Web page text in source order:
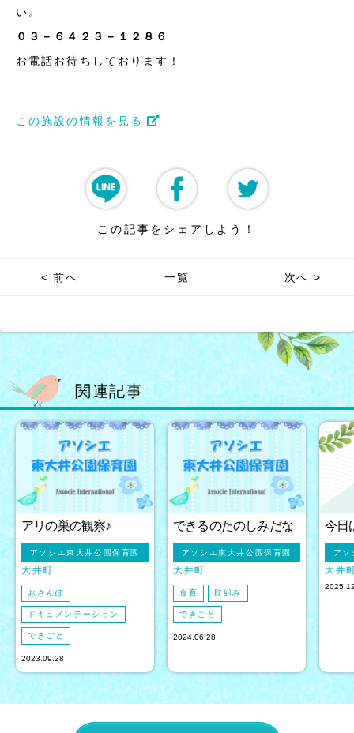
い。
０３－６４２３－１２８６
お電話お待ちしております！
この施設の情報を見る
この記事をシェアしよう！
< 前へ 一覧 次へ >
関連記事
アリの巣の観察♪
アソシエ東大井公園保育園
大井町
おさんぽ
ドキュメンテーション
できごと
2023.09.28
できるのたのしみだな
アソシエ東大井公園保育園
大井町
食育 取組み
できごと
2024.06.28
今日
アソ
大井